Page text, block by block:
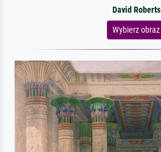
David Roberts
Wybierz obraz